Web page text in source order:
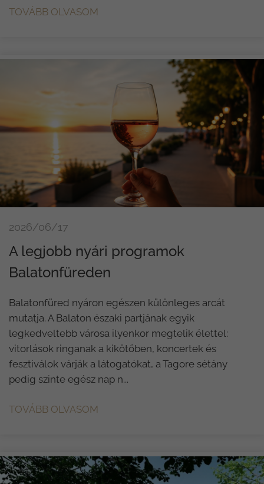
TOVÁBB OLVASOM
2026/06/17
A legjobb nyári programok
Balatonfüreden
Balatonfüred nyáron egészen különleges arcát
mutatja. A Balaton északi partjának egyik
legkedveltebb városa ilyenkor megtelik élettel:
vitorlások ringanak a kikötőben, koncertek és
fesztiválok várják a látogatókat, a Tagore sétány
pedig szinte egész nap n...
TOVÁBB OLVASOM